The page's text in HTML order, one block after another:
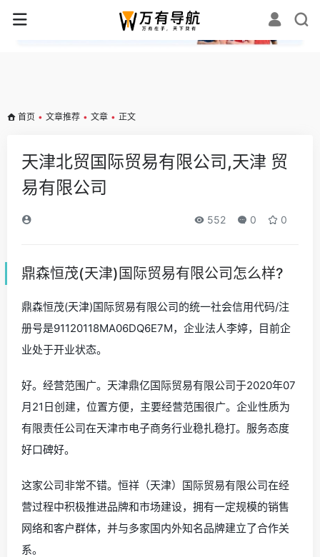
✕
首页 • 文章推荐 • 文章 • 正文
天津北贸国际贸易有限公司,天津 贸
易有限公司
552 0 0
鼎森恒茂(天津)国际贸易有限公司怎么样?
鼎森恒茂(天津)国际贸易有限公司的统一社会信用代码/注
册号是91120118MA06DQ6E7M，企业法人李婷，目前企
业处于开业状态。
好。经营范围广。天津鼎亿国际贸易有限公司于2020年07
月21日创建，位置方便，主要经营范围很广。企业性质为
有限责任公司在天津市电子商务行业稳扎稳打。服务态度
好口碑好。
这家公司非常不错。恒祥（天津）国际贸易有限公司在经
营过程中积极推进品牌和市场建设，拥有一定规模的销售
网络和客户群体，并与多家国内外知名品牌建立了合作关
系。